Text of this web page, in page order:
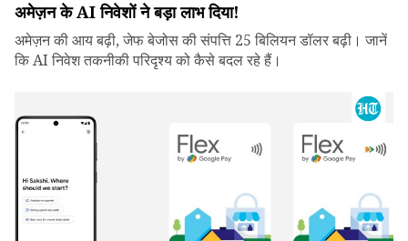
अमेज़न के AI निवेशों ने बड़ा लाभ दिया!
अमेज़न की आय बढ़ी, जेफ बेजोस की संपत्ति 25 बिलियन डॉलर बढ़ी। जानें
कि AI निवेश तकनीकी परिदृश्य को कैसे बदल रहे हैं।